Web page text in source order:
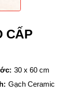
CẤP
30 x 60 cm
Gạch Ceramic